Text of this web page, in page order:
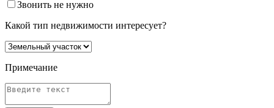
Звонить не нужно
Какой тип недвижимости интересует?
Примечание